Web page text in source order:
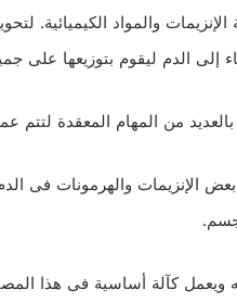
والمواد الكيميائية.
إلى الدم ليقوم بتوزيعها على
من المهام المعقدة لتتم
الإنزيمات والهرمونات فى
كآلة أساسية فى هذا